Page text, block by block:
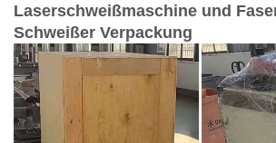
Laserschweißmaschine und
Schweißer Verpackung